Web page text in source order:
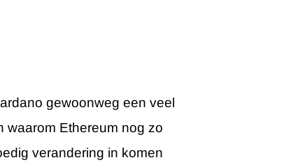
gewoonweg een veel
waarom Ethereum nog zo
verandering in komen